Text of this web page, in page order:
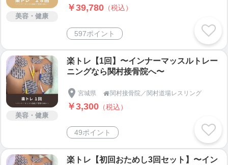
美容・健康
￥39,780 （税込）
597ポイント
美容・健康
楽トレ【1回】〜インナーマッスルトレー
ニングなら関村接骨院へ〜
宮城県 関村接骨院／関村道場レスリング
￥3,300 （税込）
49ポイント
楽トレ【初回おためし3回セット】〜イン